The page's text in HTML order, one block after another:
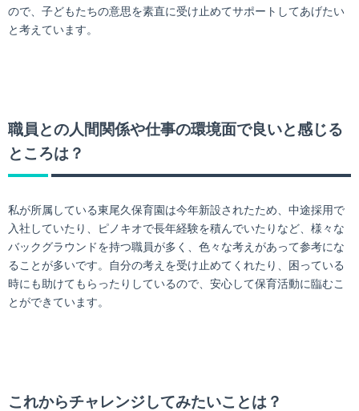
ので、子どもたちの意思を素直に受け止めてサポートしてあげたい
と考えています。
職員との人間関係や仕事の環境面で良いと感じる
ところは？
私が所属している東尾久保育園は今年新設されたため、中途採用で
入社していたり、ピノキオで長年経験を積んでいたりなど、様々な
バックグラウンドを持つ職員が多く、色々な考えがあって参考にな
ることが多いです。自分の考えを受け止めてくれたり、困っている
時にも助けてもらったりしているので、安心して保育活動に臨むこ
とができています。
これからチャレンジしてみたいことは？